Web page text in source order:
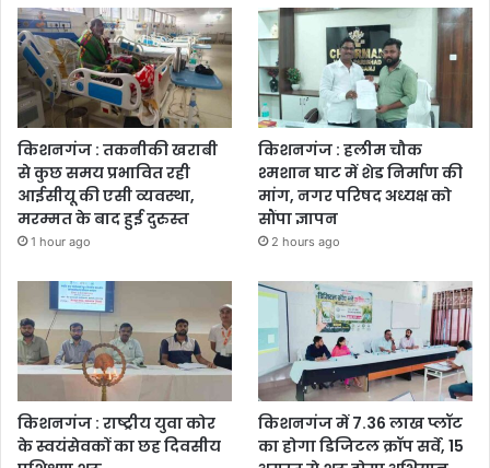
किशनगंज : तकनीकी खराबी
से कुछ समय प्रभावित रही
आईसीयू की एसी व्यवस्था,
मरम्मत के बाद हुई दुरुस्त
1 hour ago
किशनगंज : हलीम चौक
श्मशान घाट में शेड निर्माण की
मांग, नगर परिषद अध्यक्ष को
सौंपा ज्ञापन
2 hours ago
किशनगंज : राष्ट्रीय युवा कोर
के स्वयंसेवकों का छह दिवसीय
किशनगंज में 7.36 लाख प्लॉट
का होगा डिजिटल क्रॉप सर्वे, 15